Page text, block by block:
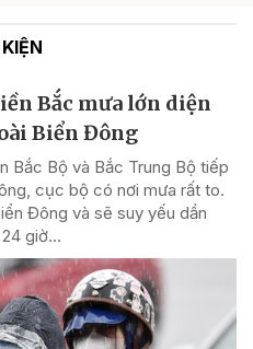
Bắc mưa lớn diện
Biển Đông
Bắc Bộ và Bắc Trung Bộ tiếp
cục bộ có nơi mưa rất to.
Đông và sẽ suy yếu dần
giờ...